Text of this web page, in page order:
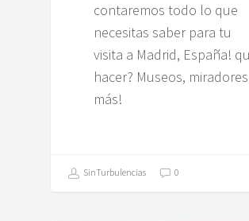
contaremos todo lo que
necesitas saber para tu
visita a Madrid, España!
hacer? Museos,
más!
SinTurbulencias 0